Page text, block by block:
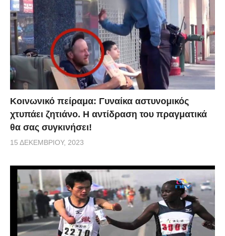
Κοινωνικό πείραμα: Γυναίκα αστυνομικός
χτυπάει ζητιάνο. Η αντίδραση του πραγματικά
θα σας συγκινήσει!
15 ΔΕΚΕΜΒΡΊΟΥ, 2023